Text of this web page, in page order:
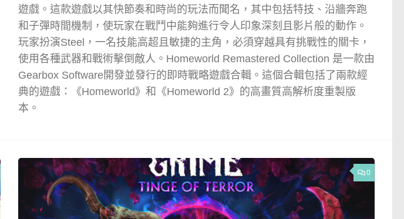
遊戲。這款遊戲以其快節奏和時尚的玩法而聞名，其中包括特技、沿牆奔跑
和子彈時間機制，使玩家在戰鬥中能夠進行令人印象深刻且影片般的動作。
玩家扮演Steel，一名技能高超且敏捷的主角，必須穿越具有挑戰性的關卡，
使用各種武器和戰術擊倒敵人。Homeworld Remastered Collection 是一款由
Gearbox Software開發並發行的即時戰略遊戲合輯。這個合輯包括了兩款經
典的遊戲：《Homeworld》和《Homeworld 2》的高畫質高解析度重製版
本。
0